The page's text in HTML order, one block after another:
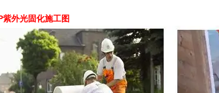
紫外光固化施工图